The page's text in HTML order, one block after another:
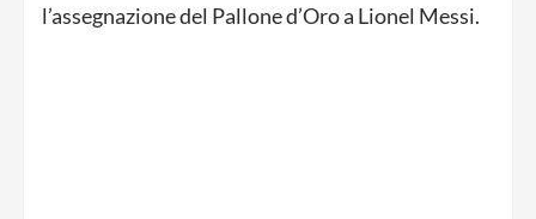
l’assegnazione del Pallone d’Oro a Lionel Messi.